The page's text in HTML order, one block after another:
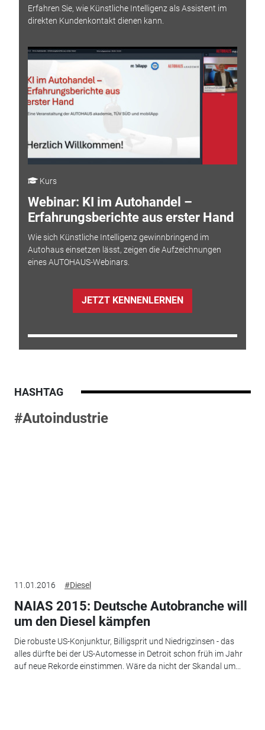
Erfahren Sie, wie Künstliche Intelligenz als Assistent im
direkten Kundenkontakt dienen kann.
Kurs
Webinar: KI im Autohandel –
Erfahrungsberichte aus erster Hand
Wie sich Künstliche Intelligenz gewinnbringend im
Autohaus einsetzen lässt, zeigen die Aufzeichnungen
eines AUTOHAUS-Webinars.
JETZT KENNENLERNEN
HASHTAG
#Autoindustrie
11.01.2016 #Diesel
NAIAS 2015: Deutsche Autobranche will
um den Diesel kämpfen
Die robuste US-Konjunktur, Billigsprit und Niedrigzinsen - das
alles dürfte bei der US-Automesse in Detroit schon früh im Jahr
auf neue Rekorde einstimmen. Wäre da nicht der Skandal um...